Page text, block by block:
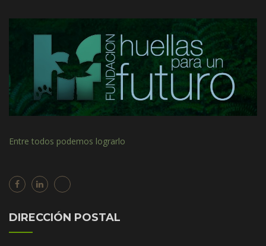
Entre todos podemos lograrlo
DIRECCIÓN POSTAL